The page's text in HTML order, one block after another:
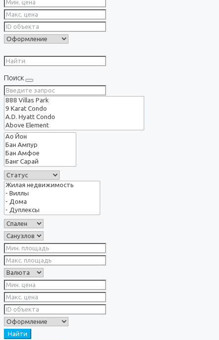
Поиск
Найти